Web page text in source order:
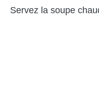
Servez la soupe